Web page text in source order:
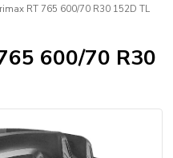
RT 765 600/70 R30 152D TL
600/70 R30